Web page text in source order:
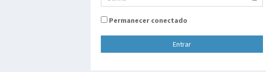
Permanecer conectado
Entrar